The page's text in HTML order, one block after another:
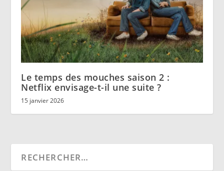
Le temps des mouches saison 2 :
Netflix envisage-t-il une suite ?
15 janvier 2026